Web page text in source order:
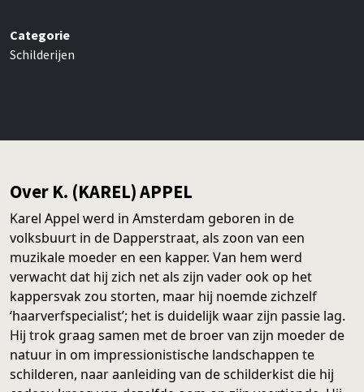
Categorie
Schilderijen
Over K. (KAREL) APPEL
Karel Appel werd in Amsterdam geboren in de
volksbuurt in de Dapperstraat, als zoon van een
muzikale moeder en een kapper. Van hem werd
verwacht dat hij zich net als zijn vader ook op het
kappersvak zou storten, maar hij noemde zichzelf
‘haarverfspecialist’; het is duidelijk waar zijn passie lag.
Hij trok graag samen met de broer van zijn moeder de
natuur in om impressionistische landschappen te
schilderen, naar aanleiding van de schilderkist die hij